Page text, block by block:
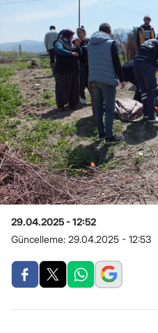
29.04.2025 - 12:52
Güncelleme: 29.04.2025 - 12:53